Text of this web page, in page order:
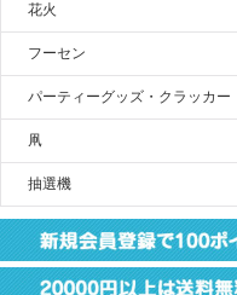
花火
フーセン
パーティーグッズ・クラッカー
凧
抽選機